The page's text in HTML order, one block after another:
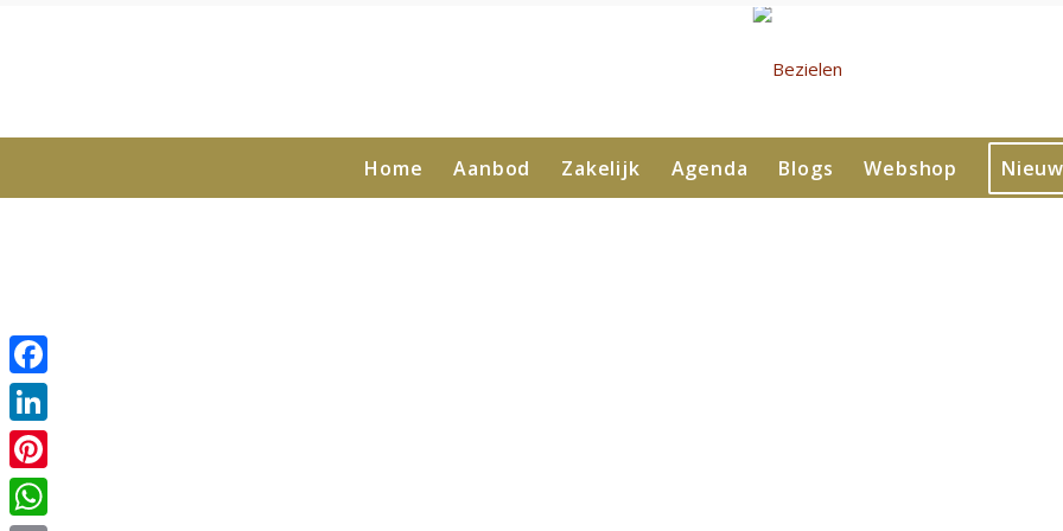
Home Aanbod Zakelijk Agenda Blogs Webshop
Facebook
LinkedIn
Pinterest